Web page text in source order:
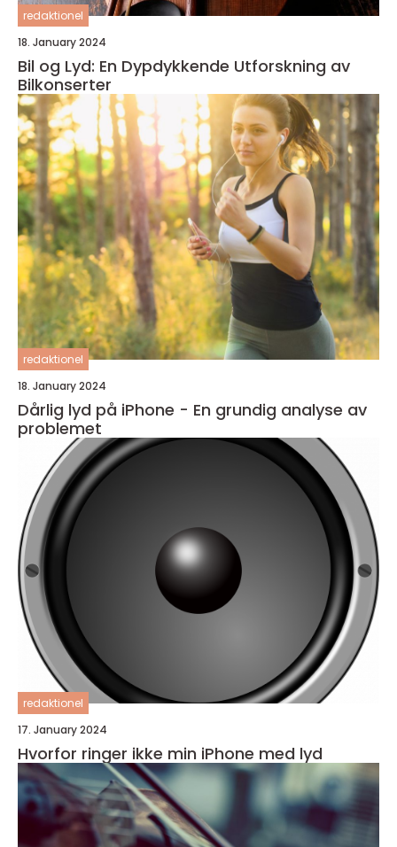
redaktionel
18. January 2024
Bil og Lyd: En Dypdykkende Utforskning av
Bilkonserter
redaktionel
18. January 2024
Dårlig lyd på iPhone - En grundig analyse av
problemet
redaktionel
17. January 2024
Hvorfor ringer ikke min iPhone med lyd